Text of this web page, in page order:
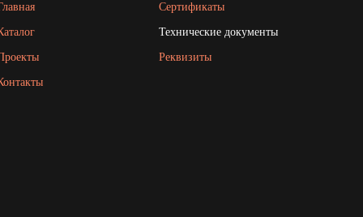
Сертификаты
Технические документы
Реквизиты